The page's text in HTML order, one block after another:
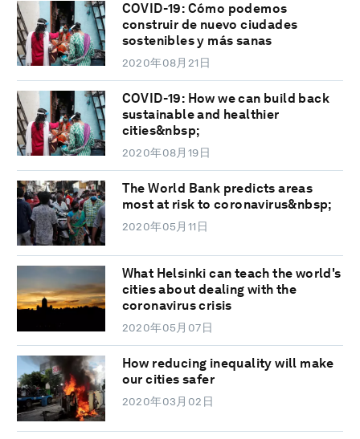
COVID-19: Cómo podemos
construir de nuevo ciudades
sostenibles y más sanas
2020年08月21日
COVID-19: How we can build back
sustainable and healthier
cities&nbsp;
2020年08月19日
The World Bank predicts areas
most at risk to coronavirus&nbsp;
2020年05月11日
What Helsinki can teach the world's
cities about dealing with the
coronavirus crisis
2020年05月07日
How reducing inequality will make
our cities safer
2020年03月02日